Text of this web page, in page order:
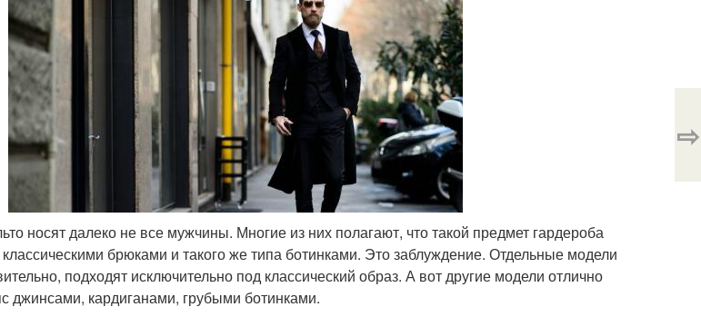
носят далеко не все мужчины. Многие из них полагают, что такой предмет гардероба
классическими брюками и такого же типа ботинками. Это заблуждение. Отдельные модели
подходят исключительно под классический образ. А вот другие модели отлично
джинсами, кардиганами, грубыми ботинками.
⇨